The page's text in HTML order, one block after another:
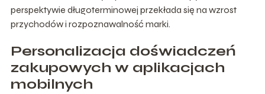
perspektywie długoterminowej przekłada się na wzrost
przychodów i rozpoznawalność marki.
Personalizacja doświadczeń
zakupowych w aplikacjach
mobilnych